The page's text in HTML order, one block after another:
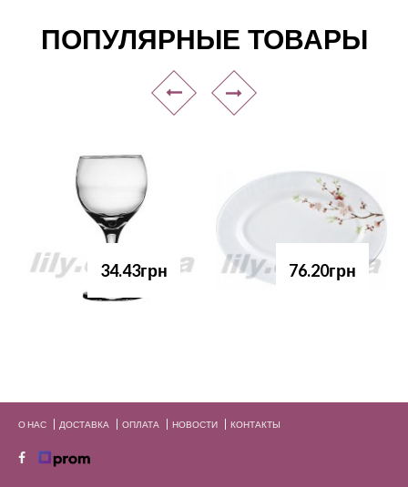
ПОПУЛЯРНЫЕ ТОВАРЫ
34.43грн 76.20грн
О НАС ДОСТАВКА ОПЛАТА НОВОСТИ КОНТАКТЫ